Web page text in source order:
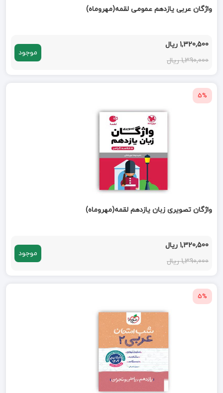
واژگان عربی یازدهم عمومی لقمه(مهروماه)
1,320,500 ریال
1,390,000 ریال
موجود
5%
واژگان تصویری زبان یازدهم لقمه(مهروماه)
1,320,500 ریال
1,390,000 ریال
موجود
5%